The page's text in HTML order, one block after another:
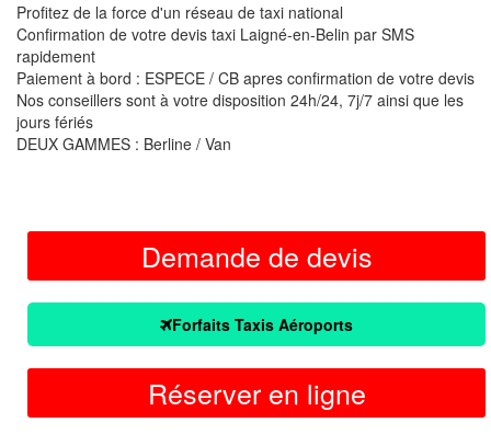
Profitez de la force d'un réseau de taxi national
Confirmation de votre devis taxi Laigné-en-Belin par SMS
rapidement
Paiement à bord : ESPECE / CB apres confirmation de votre devis
Nos conseillers sont à votre disposition 24h/24, 7j/7 ainsi que les
jours fériés
DEUX GAMMES : Berline / Van
Demande de devis
Forfaits Taxis Aéroports
Réserver en ligne